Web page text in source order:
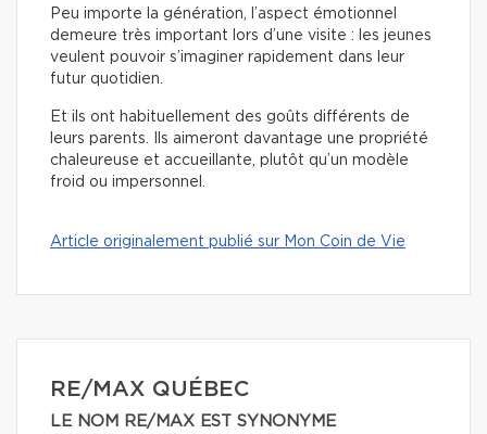
Peu importe la génération, l’aspect émotionnel
demeure très important lors d’une visite : les jeunes
veulent pouvoir s’imaginer rapidement dans leur
futur quotidien.
Et ils ont habituellement des goûts différents de
leurs parents. Ils aimeront davantage une propriété
chaleureuse et accueillante, plutôt qu’un modèle
froid ou impersonnel.
Article originalement publié sur Mon Coin de Vie
RE/MAX QUÉBEC
LE NOM RE/MAX EST SYNONYME